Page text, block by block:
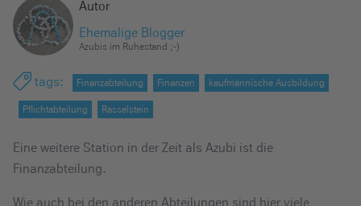
l
s
e
n
Autor
Ehemalige Blogger
Azubis im Ruhestand ;-)
tags: Finanzabteilung Finanzen kaufmännische Ausbildung
Pflichtabteilung Rasselstein
Eine weitere Station in der Zeit als Azubi ist die
Finanzabteilung.
Wie auch bei den anderen Abteilungen sind hier viele